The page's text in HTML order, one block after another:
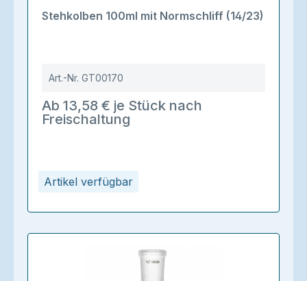
Artikel verfügbar
Durchschnittliche Bewertung von 5 von 5 Sternen
Stehkolben 100ml mit Normschliff (14/23)
Art.-Nr. GT00170
Ab 13,58 € je Stück nach
Freischaltung